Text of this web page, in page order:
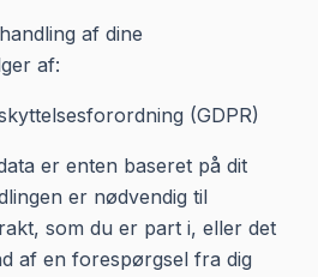
af dine
af:
(GDPR)
er enten baseret på dit
er nødvendig til
som du er part i, eller det
af en forespørgsel fra dig